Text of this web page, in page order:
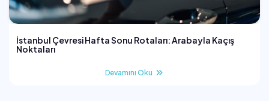
İstanbul Çevresi Hafta Sonu Rotaları: Arabayla Kaçış
Noktaları
Devamını Oku